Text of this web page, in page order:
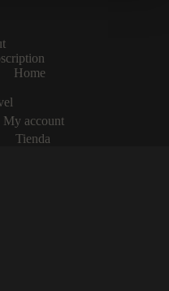
Home
My account
Tienda